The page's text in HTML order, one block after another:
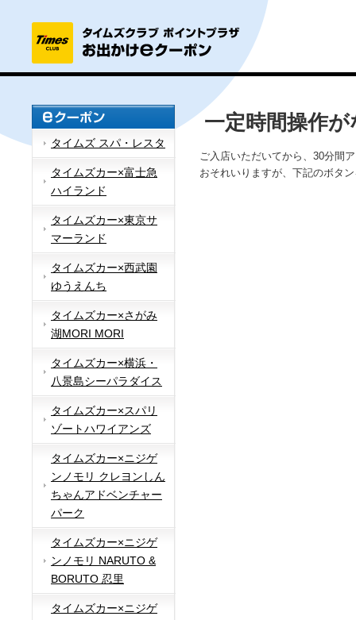
タイムズ スパ・レスタ
タイムズカー×富士急
ハイランド
タイムズカー×東京サ
マーランド
タイムズカー×西武園
ゆうえんち
タイムズカー×さがみ
湖MORI MORI
タイムズカー×横浜・
八景島シーパラダイス
タイムズカー×スパリ
ゾートハワイアンズ
タイムズカー×ニジゲ
ンノモリ クレヨンしん
ちゃんアドベンチャー
パーク
タイムズカー×ニジゲ
ンノモリ NARUTO &
BORUTO 忍里
タイムズカー×ニジゲ
一定時間操作
ご入店いただいてから、30分間
おそれいりますが、下記のボタ